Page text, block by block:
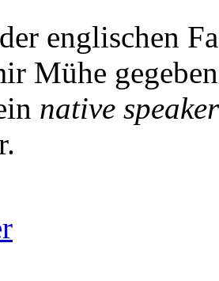
englischen
Mühe
native speaker